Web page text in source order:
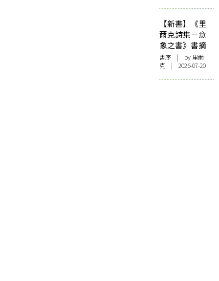
【新書】《里
爾克詩集－意
象之書》書摘
書序 | by 里爾
克 | 2026-07-20